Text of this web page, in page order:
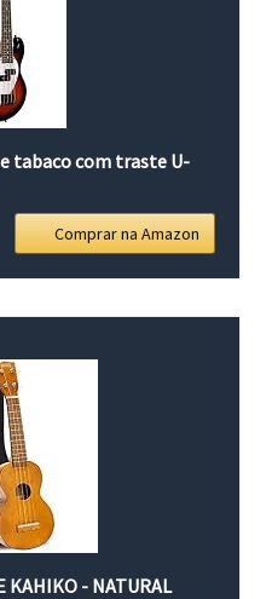
tabaco com traste U-
Comprar na Amazon
KAHIKO - NATURAL